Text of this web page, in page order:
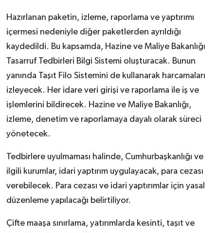
Hazırlanan paketin, izleme, raporlama ve yaptırımı
içermesi nedeniyle diğer paketlerden ayrıldığı
kaydedildi. Bu kapsamda, Hazine ve Maliye Bakanlığı
Tasarruf Tedbirleri Bilgi Sistemi oluşturacak. Bunun
yanında Taşıt Filo Sistemini de kullanarak harcamaları
izleyecek. Her idare veri girişi ve raporlama ile iş ve
işlemlerini bildirecek. Hazine ve Maliye Bakanlığı,
izleme, denetim ve raporlamaya dayalı olarak süreci
yönetecek.
Tedbirlere uyulmaması halinde, Cumhurbaşkanlığı ve
ilgili kurumlar, idari yaptırım uygulayacak, para cezası
verebilecek. Para cezası ve idari yaptırımlar için yasal
düzenleme yapılacağı belirtiliyor.
Çifte maaşa sınırlama, yatırımlarda kesinti, taşıt ve